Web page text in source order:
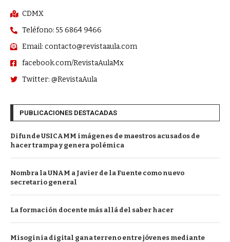
CDMX
Teléfono: 55 6864 9466
Email: contacto@revistaaula.com
facebook.com/RevistaAulaMx
Twitter: @RevistaAula
PUBLICACIONES DESTACADAS
Difunde USICAMM imágenes de maestros acusados de
hacer trampa y genera polémica
Nombra la UNAM a Javier de la Fuente como nuevo
secretario general
La formación docente más allá del saber hacer
Misoginia digital gana terreno entre jóvenes mediante